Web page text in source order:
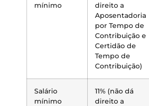
mínimo
direito a
Aposentadoria
por Tempo de
Contribuição e
Certidão de
Tempo de
Contribuição)
Salário
mínimo
11% (não dá
direito a